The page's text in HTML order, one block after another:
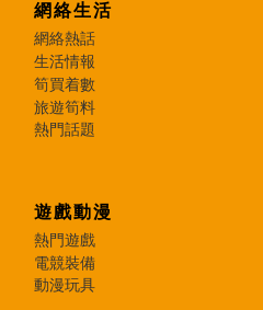
網絡生活
網絡熱話
生活情報
筍買着數
旅遊筍料
熱門話題
遊戲動漫
熱門遊戲
電競裝備
動漫玩具